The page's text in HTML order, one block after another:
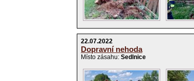
22.07.2022
Dopravní nehoda
Místo zásahu: Sedlnice